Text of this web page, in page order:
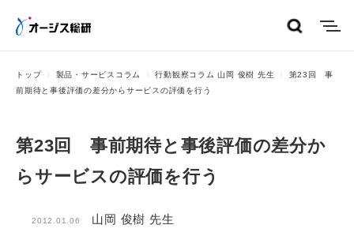
トップ 製品・サービスコラム 行動観察コラム 山岡 俊樹 先生
第23回 事
前期待と事後評価の差分からサービスの評価を行う
第23回 事前期待と事後評価の差分か
らサービスの評価を行う
2012.01.06 山岡 俊樹 先生